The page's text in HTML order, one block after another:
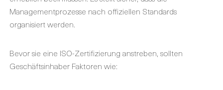
Managementprozesse nach offiziellen Standards
organisiert werden.
Bevor sie eine ISO-Zertifizierung anstreben, sollten
Geschäftsinhaber Faktoren wie: